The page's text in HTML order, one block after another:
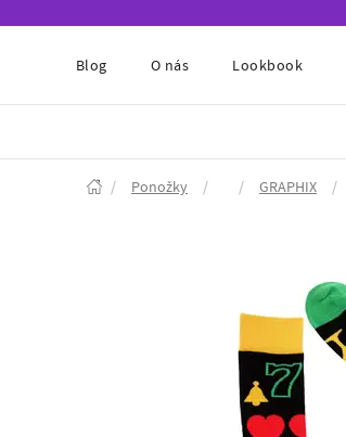
Blog O nás Lookbook
/ Ponožky / / GRAPHIX /